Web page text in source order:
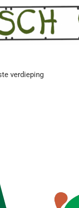
verdieping